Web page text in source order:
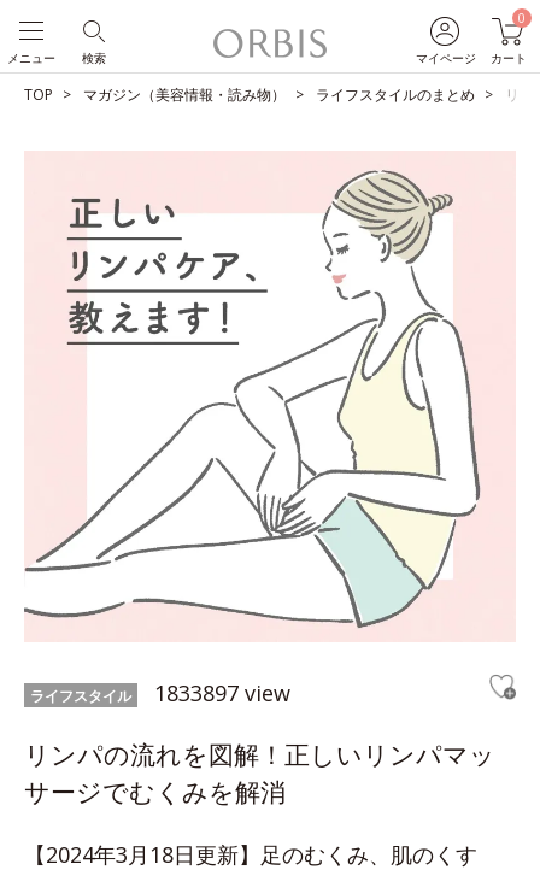
マイページ
0
カート
検索
メニュー
TOP マガジン（美容情報・読み物） ライフスタイルのまとめ リ
ライフスタイル 1833897 view
リンパの流れを図解！正しいリンパマッ
サージでむくみを解消
【2024年3月18日更新】足のむくみ、肌のくす